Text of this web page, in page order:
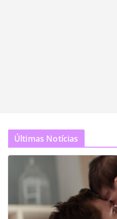
Últimas Notícias